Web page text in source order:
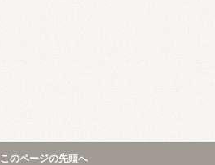
このページの先頭へ